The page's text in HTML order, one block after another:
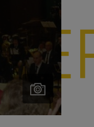
Todas as
fotografias